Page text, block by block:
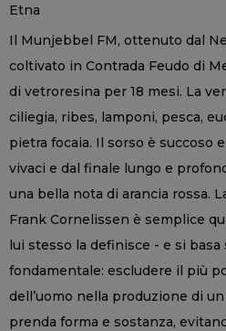
Etna
Il Munjebbel FM, ottenuto dal
coltivato in Contrada Feudo di
di vetroresina per 18 mesi. La
ciliegia, ribes, lamponi, pesca,
pietra focaia. Il sorso è succoso
vivaci e dal finale lungo e
una bella nota di arancia rossa.
Frank Cornelissen è semplice
lui stesso la definisce - e si basa
fondamentale: escludere il più
dell’uomo nella produzione di
prenda forma e sostanza,